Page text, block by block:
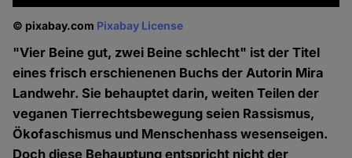
© pixabay.com Pixabay License
"Vier Beine gut, zwei Beine schlecht" ist der Titel
eines frisch erschienenen Buchs der Autorin Mira
Landwehr. Sie behauptet darin, weiten Teilen der
veganen Tierrechtsbewegung seien Rassismus,
Ökofaschismus und Menschenhass wesenseigen.
Doch diese Behauptung entspricht nicht der